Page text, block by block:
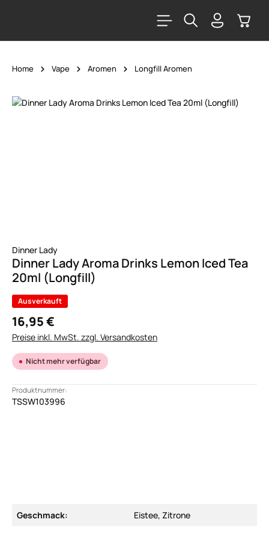
Home Vape Aromen Longfill Aromen
Bildergalerie überspringen
Dinner Lady
Dinner Lady Aroma Drinks Lemon Iced Tea
20ml (Longfill)
Ausverkauft
16,95 €
Preise inkl. MwSt. zzgl. Versandkosten
Nicht mehr verfügbar
Produktnummer:
TSSW103996
Geschmack: Eistee, Zitrone